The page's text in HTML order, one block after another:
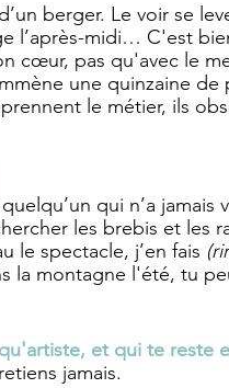
berger. Le voir se
l’après-midi… C'est
cœur, pas qu'avec le
une quinzaine
le métier, ils
qui n’a
les brebis et les
le spectacle, j’en fais
la montagne l'été, tu
et qui te reste
jamais.